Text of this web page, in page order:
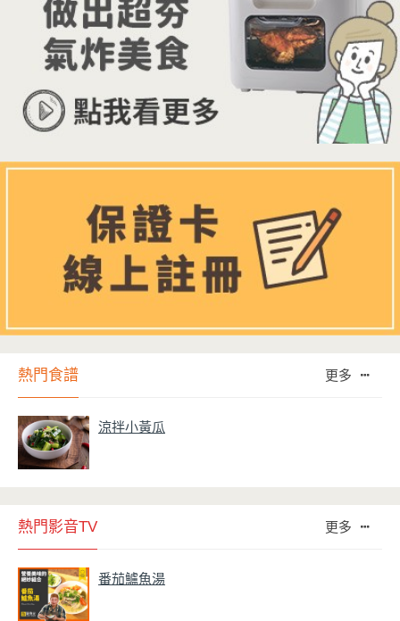
熱門食譜 更多
涼拌小黃瓜
熱門影音TV 更多
番茄鱸魚湯